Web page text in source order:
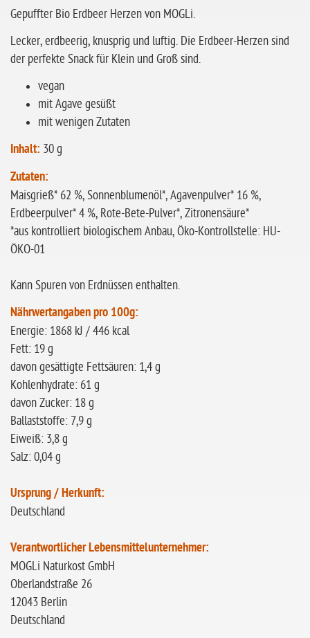
ohne Sellerie
glutenfrei
ohne
ohne Palmöl
Gepuffter Bio Erdbeer Herzen von MOGLi.
Lecker, erdbeerig, knusprig und luftig. Die Erdbeer-Herzen sind
der perfekte Snack für Klein und Groß sind.
vegan
mit Agave gesüßt
mit wenigen Zutaten
Inhalt: 30 g
Zutaten:
Maisgrieß* 62 %, Sonnenblumenöl*, Agavenpulver* 16 %,
Erdbeerpulver* 4 %, Rote-Bete-Pulver*, Zitronensäure*
*aus kontrolliert biologischem Anbau, Öko-Kontrollstelle: HU-
ÖKO-01
Kann Spuren von Erdnüssen enthalten.
Nährwertangaben pro 100g:
Energie: 1868 kJ / 446 kcal
Fett: 19 g
davon gesättigte Fettsäuren: 1,4 g
Kohlenhydrate: 61 g
davon Zucker: 18 g
Ballaststoffe: 7,9 g
Eiweiß: 3,8 g
Salz: 0,04 g
Ursprung / Herkunft:
Deutschland
Verantwortlicher Lebensmittelunternehmer:
MOGLi Naturkost GmbH
Oberlandstraße 26
12043 Berlin
Deutschland